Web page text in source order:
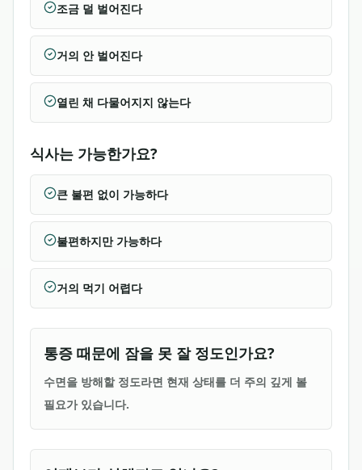
조금 덜 벌어진다
거의 안 벌어진다
열린 채 다물어지지 않는다
식사는 가능한가요?
큰 불편 없이 가능하다
불편하지만 가능하다
거의 먹기 어렵다
통증 때문에 잠을 못 잘 정도인가요?
수면을 방해할 정도라면 현재 상태를 더 주의 깊게 볼
필요가 있습니다.